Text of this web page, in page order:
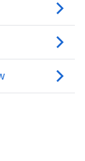
教师资格，
报考初级中
具备大学本